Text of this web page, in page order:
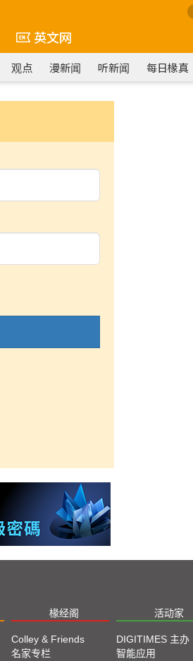
英文网
观点 漫新闻 听新闻 每日椽真
椽经阁 活动家
Colley & Friends
名家专栏
DIGITIMES 主办
智能应用